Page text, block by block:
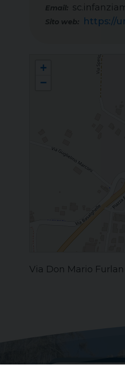
Email:
Sito web: https://
Scuola dell'infanzia "San
+
−
Via Don Mario